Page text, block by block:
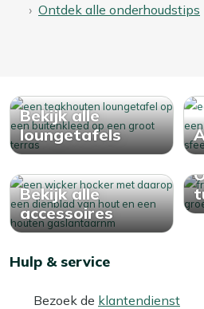
Ontdek alle onderhoudstips
Bekijk alle
loungetafels
Bekijk alle
accessoires
Hulp & service
Bezoek de klantendienst